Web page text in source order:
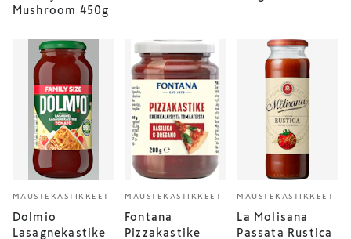
Mushroom 450g
MAUSTEKASTIKKEET
Dolmio
Lasagnekastike
MAUSTEKASTIKKEET
Fontana
Pizzakastike
MAUSTEKASTIKKEET
La Molisana
Passata Rustica